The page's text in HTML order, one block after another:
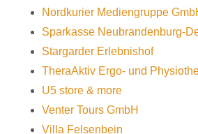
Nordkurier Mediengruppe
Sparkasse Neubrandenburg-
Stargarder Erlebnishof
TheraAktiv Ergo- und
U5 store & more
Venter Tours GmbH
Villa Felsenbein